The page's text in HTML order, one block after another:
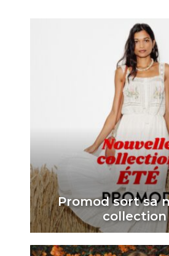
Promod sort sa
collection